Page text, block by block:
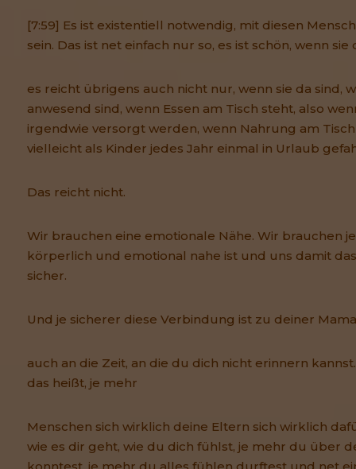
[7:59] Es ist existentiell notwendig, mit diesen
sein. Das ist net einfach nur so, es ist schön, wenn sie
es reicht übrigens auch nicht nur, wenn sie da sind,
anwesend sind, wenn Essen am Tisch steht, also
irgendwie versorgt werden, wenn Nahrung am
vielleicht als Kinder jedes Jahr einmal in Urlaub
Das reicht nicht.
Wir brauchen eine emotionale Nähe. Wir brauchen
körperlich und emotional nahe ist und uns damit
sicher.
Und je sicherer diese Verbindung ist zu deiner
auch an die Zeit, an die du dich nicht erinnern
das heißt, je mehr
Menschen sich wirklich deine Eltern sich wirklich
wie es dir geht, wie du dich fühlst, je mehr du über
konntest, je mehr du alles fühlen durftest und net